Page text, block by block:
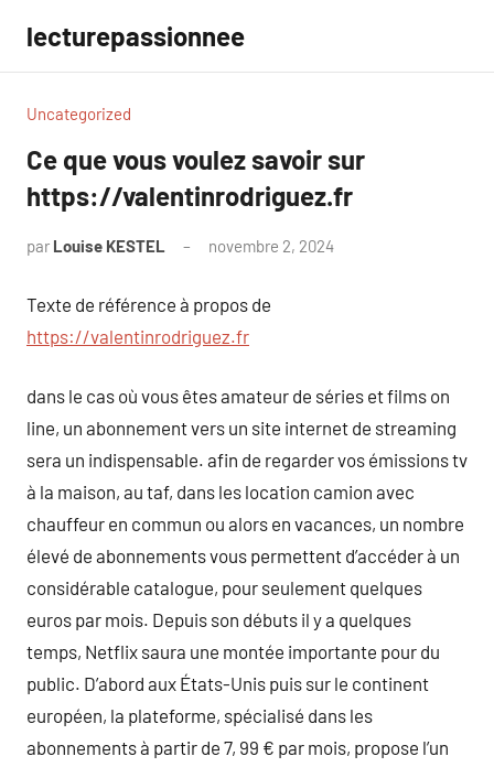
contenu
lecturepassionnee
Uncategorized
Ce que vous voulez savoir sur
https://valentinrodriguez.fr
par Louise KESTEL novembre 2, 2024
Texte de référence à propos de
https://valentinrodriguez.fr
dans le cas où vous êtes amateur de séries et films on
line, un abonnement vers un site internet de streaming
sera un indispensable. afin de regarder vos émissions tv
à la maison, au taf, dans les location camion avec
chauffeur en commun ou alors en vacances, un nombre
élevé de abonnements vous permettent d’accéder à un
considérable catalogue, pour seulement quelques
euros par mois. Depuis son débuts il y a quelques
temps, Netflix saura une montée importante pour du
public. D’abord aux États-Unis puis sur le continent
européen, la plateforme, spécialisé dans les
abonnements à partir de 7, 99 € par mois, propose l’un